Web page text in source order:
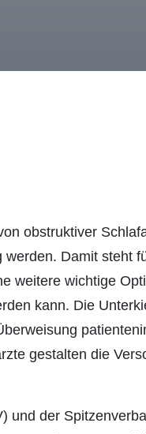
obstruktiver
Damit steht
weitere wichtige
kann. Die
gestalten die
und der